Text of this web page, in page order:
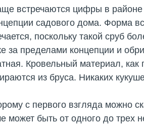
встречаются цифры в
садового дома. Форма
поскольку такой сруб
за пределами концепции и
Кровельный материал,
из бруса. Никаких
с первого взгляда можно
может быть от одного до трех